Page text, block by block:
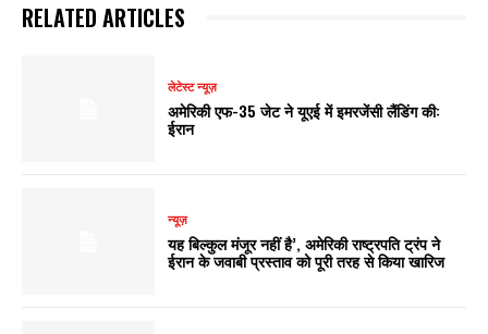
RELATED ARTICLES
लेटेस्ट न्यूज़
अमेरिकी एफ-35 जेट ने यूएई में इमरजेंसी लैंडिंग की:
ईरान
न्यूज़
यह बिल्कुल मंजूर नहीं है’, अमेरिकी राष्ट्रपति ट्रंप ने
ईरान के जवाबी प्रस्ताव को पूरी तरह से किया खारिज